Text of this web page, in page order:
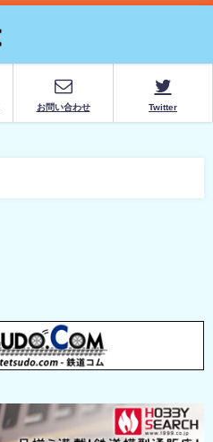
お問い合わせ Twitter